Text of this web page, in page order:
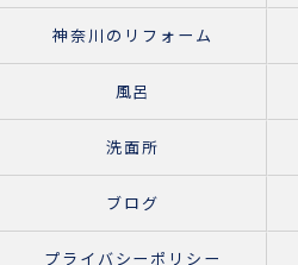
神奈川のリフォーム
風呂
洗面所
ブログ
プライバシーポリシー